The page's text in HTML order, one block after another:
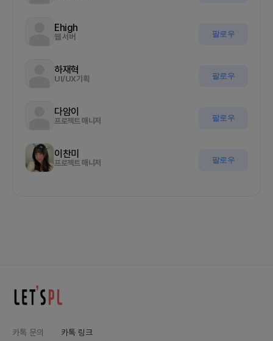
Ehigh
웹 서버 팔로우
하재혁
UI/UX기획 팔로우
다암이
프로젝트 매니저 팔로우
이찬미
프로젝트 매니저 팔로우
카톡 문의
카톡 링크